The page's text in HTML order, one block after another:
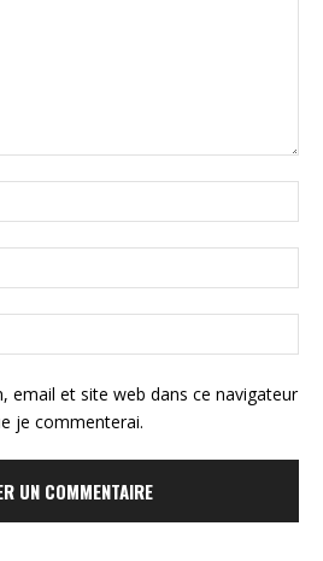
:*
:*
:
email et site web dans ce navigateur
je commenterai.